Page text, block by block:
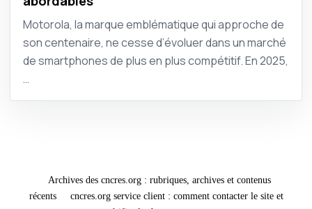
Motorola, la marque emblématique qui approche de
son centenaire, ne cesse d’évoluer dans un marché
de smartphones de plus en plus compétitif. En 2025,
…
Archives des cncres.org : rubriques, archives et contenus
récents
cncres.org service client : comment contacter le site et